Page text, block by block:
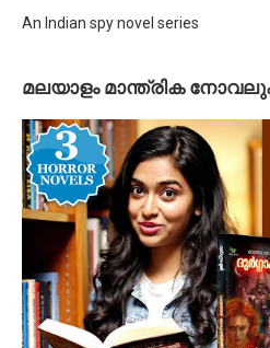
An Indian spy novel series
മലയാളം മാന്ത്രിക